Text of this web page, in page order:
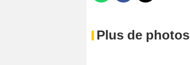
Plus de photos